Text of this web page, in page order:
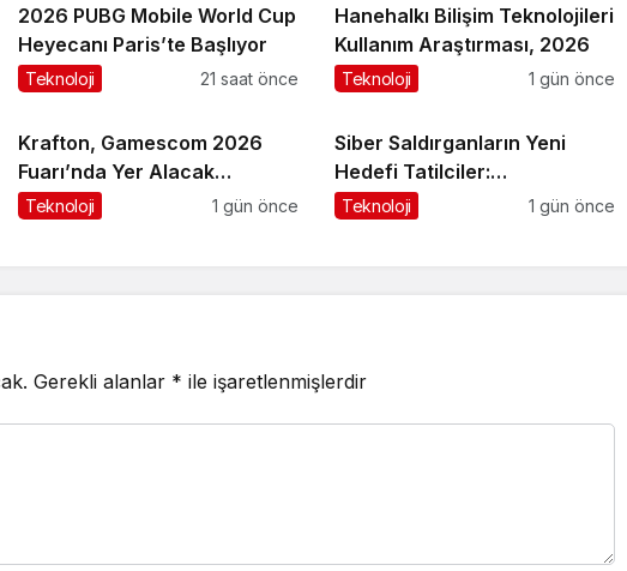
2026 PUBG Mobile World Cup
Heyecanı Paris’te Başlıyor
Teknoloji 21 saat önce
Hanehalkı Bilişim Teknolojileri
Kullanım Araştırması, 2026
Teknoloji 1 gün önce
Krafton, Gamescom 2026
Fuarı’nda Yer Alacak
Oyunlarına Dair Yeni
Teknoloji 1 gün önce
Siber Saldırganların Yeni
Hedefi Tatilciler:
Kaspersky’den Güvenli
Teknoloji 1 gün önce
Gerekli alanlar * ile işaretlenmişlerdir